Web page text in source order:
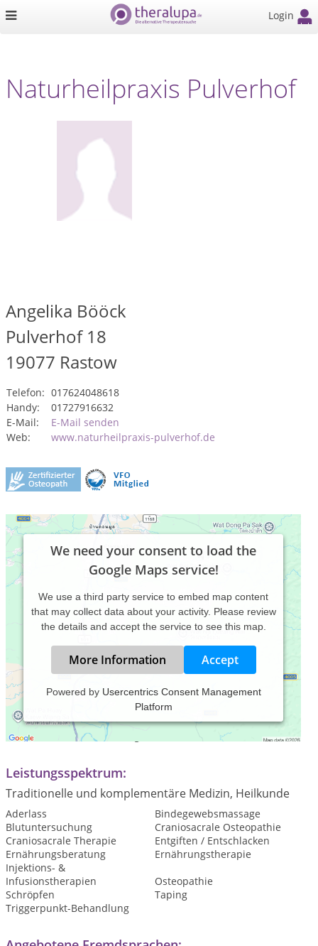
Login
Naturheilpraxis Pulverhof
Angelika Bööck
Pulverhof 18
19077 Rastow
Telefon: 017624048618
Handy:
01727916632
E-Mail:
E-Mail senden
Web:
www.naturheilpraxis-pulverhof.de
We need your consent to load the
Google Maps service!
We use a third party service to embed map content
that may collect data about your activity. Please review
the details and accept the service to see this map.
More Information Accept
Powered by Usercentrics Consent Management
Platform
Praxiszeiten:
Termine nach Vereinbarung
Leistungsspektrum:
Traditionelle und komplementäre Medizin, Heilkunde
Aderlass
Bindegewebsmassage
Blutuntersuchung
Craniosacrale Osteopathie
Craniosacrale Therapie
Entgiften / Entschlacken
Ernährungsberatung
Ernährungstherapie
Injektions- &
Infusionstherapien
Osteopathie
Schröpfen
Taping
Triggerpunkt-Behandlung